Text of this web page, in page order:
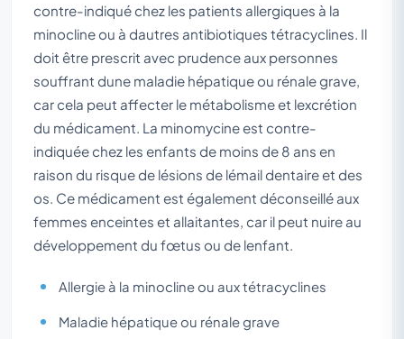
contre-indiqué chez les patients allergiques à la
minocline ou à dautres antibiotiques tétracyclines. Il
doit être prescrit avec prudence aux personnes
souffrant dune maladie hépatique ou rénale grave,
car cela peut affecter le métabolisme et lexcrétion
du médicament. La minomycine est contre-
indiquée chez les enfants de moins de 8 ans en
raison du risque de lésions de lémail dentaire et des
os. Ce médicament est également déconseillé aux
femmes enceintes et allaitantes, car il peut nuire au
développement du fœtus ou de lenfant.
Allergie à la minocline ou aux tétracyclines
Maladie hépatique ou rénale grave